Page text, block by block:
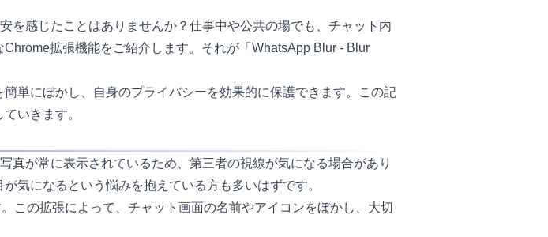
を感じたことはありませんか？仕事中や公共の場でも、チャット内
拡張機能をご紹介します。それが「WhatsApp Blur - Blur
単にぼかし、自身のプライバシーを効果的に保護できます。この記
いきます。
が常に表示されているため、第三者の視線が気になる場合があり
気になるという悩みを抱えている方も多いはずです。
この拡張によって、チャット画面の名前やアイコンをぼかし、大切